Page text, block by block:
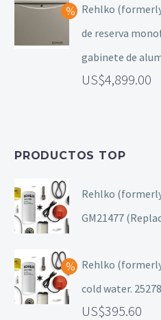
Rehlko
de reserva
gabinete de
4,899.00
PRODUCTOS TOP
Rehlko
GM21477
Rehlko
cold water.
395.60